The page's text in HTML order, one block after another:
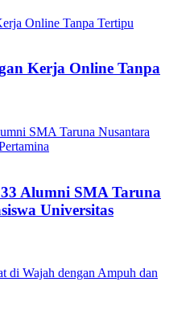
Kerja Online Tanpa
Alumni SMA Taruna
Universitas